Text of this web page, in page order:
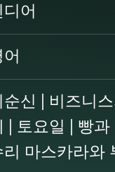
디어
어
순신 | 비즈니
| 토요일 | 빵과
리 마스카라와